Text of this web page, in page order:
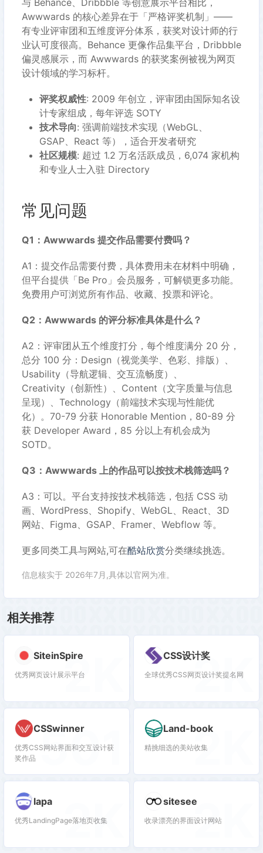
与 Behance、Dribbble 等创意展示平台相比，
Awwwards 的核心差异在于「严格评奖机制」——
有专业评审团和五维度评分体系，获奖对设计师的行
业认可度很高。Behance 更像作品集平台，Dribbble
偏灵感展示，而 Awwwards 的获奖案例被视为网页
设计领域的学习标杆。
评奖权威性: 2009 年创立，评审团由国际知名设
计专家组成，每年评选 SOTY
技术导向: 强调前端技术实现（WebGL、
GSAP、React 等），适合开发者研究
社区规模: 超过 1.2 万名活跃成员，6,074 家机构
和专业人士入驻 Directory
常见问题
Q1：Awwwards 提交作品需要付费吗？
A1：提交作品需要付费，具体费用未在材料中明确，
但平台提供「Be Pro」会员服务，可解锁更多功能。
免费用户可浏览所有作品、收藏、投票和评论。
Q2：Awwwards 的评分标准具体是什么？
A2：评审团从五个维度打分，每个维度满分 20 分，
总分 100 分：Design（视觉美学、色彩、排版）、
Usability（导航逻辑、交互流畅度）、
Creativity（创新性）、Content（文字质量与信息
呈现）、Technology（前端技术实现与性能优
化）。70-79 分获 Honorable Mention，80-89 分
获 Developer Award，85 分以上有机会成为
SOTD。
Q3：Awwwards 上的作品可以按技术栈筛选吗？
A3：可以。平台支持按技术栈筛选，包括 CSS 动
画、WordPress、Shopify、WebGL、React、3D
网站、Figma、GSAP、Framer、Webflow 等。
更多同类工具与网站,可在酷站欣赏分类继续挑选。
信息核实于 2026年7月,具体以官网为准。
相关推荐
SiteinSpire
优秀网页设计展示平台
2K CSS设计奖
全球优秀CSS网页设计奖提名网
2K
CSSwinner
优秀CSS网站界面和交互设计获
奖作品 501 Land-book
精挑细选的美站收集2K
lapa
优秀LandingPage落地页收集
2K sitesee
收录漂亮的界面设计网站
2K